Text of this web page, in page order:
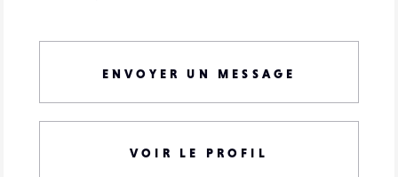
ENVOYER UN MESSAGE
VOIR LE PROFIL